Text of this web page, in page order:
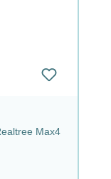
Max4